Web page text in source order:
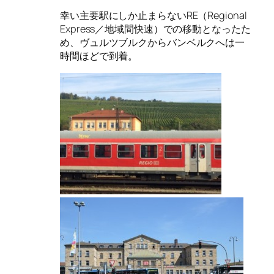
幸い主要駅にしか止まらないRE（Regional
Express／地域間快速）での移動となったた
め、ヴュルツブルクからバンベルクへは一
時間ほどで到着。